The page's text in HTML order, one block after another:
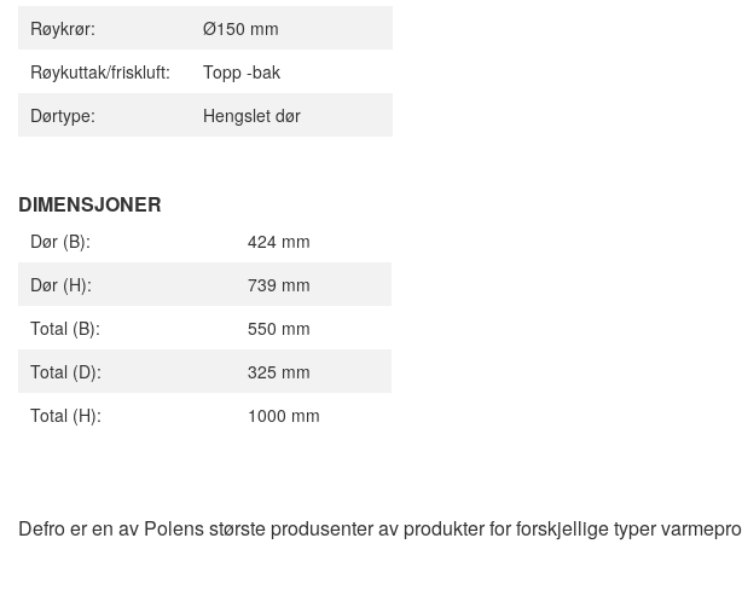
Røykrør:
Ø150 mm
Røykuttak/friskluft:
Topp -bak
Dørtype:
Hengslet dør
DIMENSJONER
Dør (B):
424 mm
Dør (H):
739 mm
Total (B):
550 mm
Total (D):
325 mm
Total (H):
1000 mm
Defro er en av Polens største produsenter av produkter for forskjellige typer